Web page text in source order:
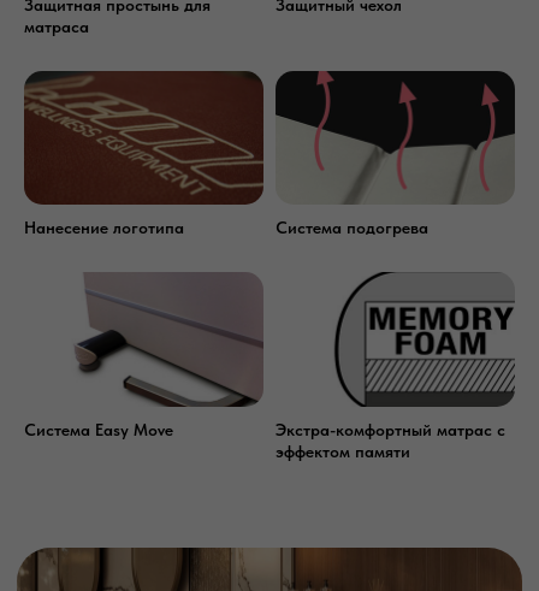
Защитная простынь для
матраса
Защитный чехол
Нанесение логотипа Система подогрева
Система Easy Move
Экстра-комфортный матрас с
эффектом памяти